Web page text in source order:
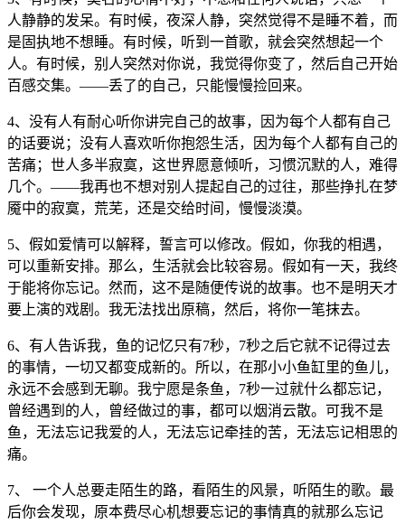
人静静的发呆。有时候，夜深人静，突然觉得不是睡不着，而
是固执地不想睡。有时候，听到一首歌，就会突然想起一个
人。有时候，别人突然对你说，我觉得你变了，然后自己开始
百感交集。——丢了的自己，只能慢慢捡回来。
4、没有人有耐心听你讲完自己的故事，因为每个人都有自己
的话要说；没有人喜欢听你抱怨生活，因为每个人都有自己的
苦痛；世人多半寂寞，这世界愿意倾听，习惯沉默的人，难得
几个。——我再也不想对别人提起自己的过往，那些挣扎在梦
魇中的寂寞，荒芜，还是交给时间，慢慢淡漠。
5、假如爱情可以解释，誓言可以修改。假如，你我的相遇，
可以重新安排。那么，生活就会比较容易。假如有一天，我终
于能将你忘记。然而，这不是随便传说的故事。也不是明天才
要上演的戏剧。我无法找出原稿，然后，将你一笔抹去。
6、有人告诉我，鱼的记忆只有7秒，7秒之后它就不记得过去
的事情，一切又都变成新的。所以，在那小小鱼缸里的鱼儿，
永远不会感到无聊。我宁愿是条鱼，7秒一过就什么都忘记，
曾经遇到的人，曾经做过的事，都可以烟消云散。可我不是
鱼，无法忘记我爱的人，无法忘记牵挂的苦，无法忘记相思的
痛。
7、 一个人总要走陌生的路，看陌生的风景，听陌生的歌。最
后你会发现，原本费尽心机想要忘记的事情真的就那么忘记